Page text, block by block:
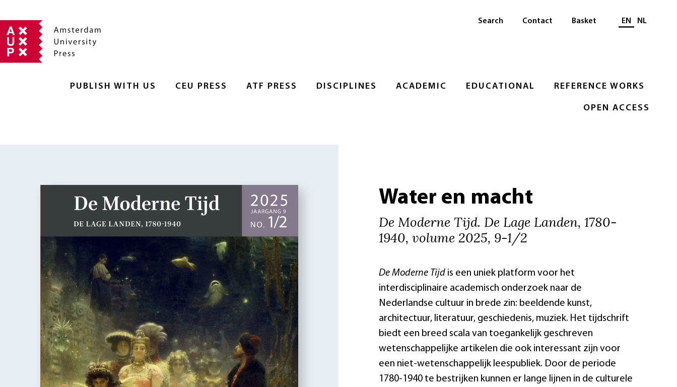
PUBLISH WITH US CEU PRESS ATF PRESS DISCIPLINES ACADEMIC EDUCATIONAL REFERENCE WORKS
OPEN ACCESS
Search Contact Basket Select language
EN NL
Water en macht
De Moderne Tijd. De Lage Landen, 1780-
1940, volume 2025, 9-1/2
De Moderne Tijd is een uniek platform voor het
interdisciplinaire academisch onderzoek naar de
Nederlandse cultuur in brede zin: beeldende kunst,
architectuur, literatuur, geschiedenis, muziek. Het tijdschrift
biedt een breed scala van toegankelijk geschreven
wetenschappelijke artikelen die ook interessant zijn voor
een niet-wetenschappelijk leespubliek. Door de periode
1780-1940 te bestrijken kunnen er lange lijnen in de culturele